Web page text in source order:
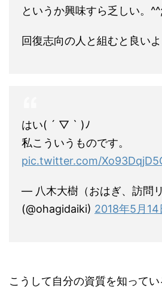
というか興味すら乏しい。^^;
回復志向の人と組むと良いよ
はい( ´ ▽ ` )ﾉ
私こういうものです。
pic.twitter.com/
— 八木大樹（おはぎ、訪問リ
(@ohagidaiki) 2018年5月14
こうして自分の資質を知って